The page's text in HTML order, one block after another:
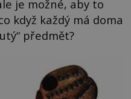
je možné, aby to
když každý má doma
předmět?